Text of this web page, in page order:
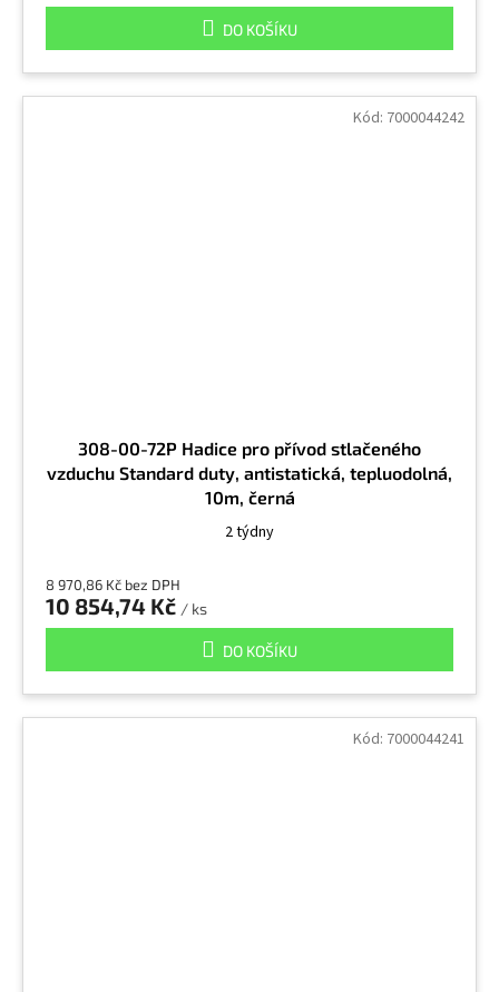
DO KOŠÍKU
308-00-72P Hadice pro přívod stlačeného
vzduchu Standard duty, antistatická, tepluodolná,
10m, černá
2 týdny
8 970,86 Kč bez DPH
10 854,74 Kč / ks
DO KOŠÍKU
Kód: 7000044242
Kód: 7000044241